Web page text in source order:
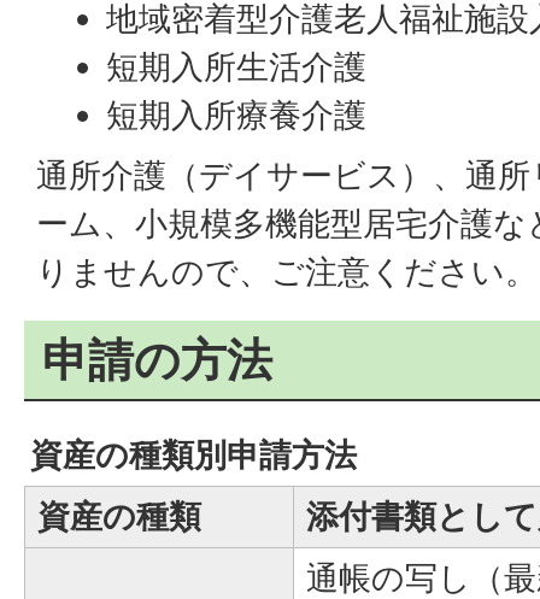
地域密着型介護老人福祉施
短期入所生活介護
短期入所療養介護
通所介護（デイサービス）、通
ーム、小規模多機能型居宅介護
りませんので、ご注意ください。
申請の方法
資産の種類別申請方法
資産の種類
添付書類とし
通帳の写し（